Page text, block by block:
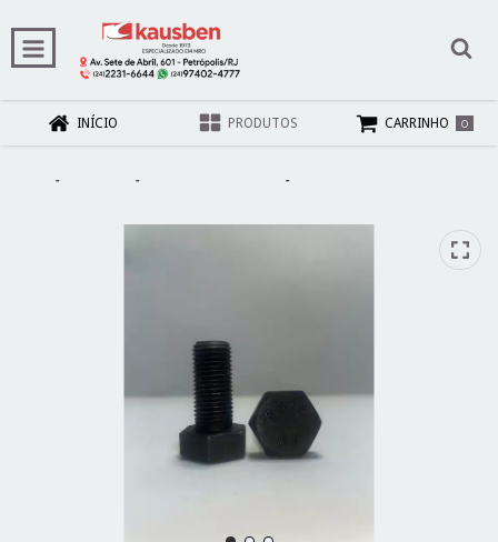
INÍCIO PRODUTOS CARRINHO 0
- - -